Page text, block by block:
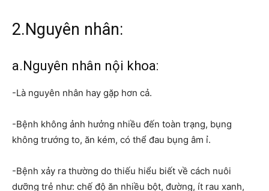
2.Nguyên nhân:
a.Nguyên nhân nội khoa:
-Là nguyên nhân hay gặp hơn cả.
-Bệnh không ảnh hưởng nhiều đến toàn trạng, bụng
không trướng to, ăn kém, có thể đau bụng âm ỉ.
-Bệnh xảy ra thường do thiếu hiểu biết về cách nuôi
dưỡng trẻ như: chế độ ăn nhiều bột, đường, ít rau xanh,